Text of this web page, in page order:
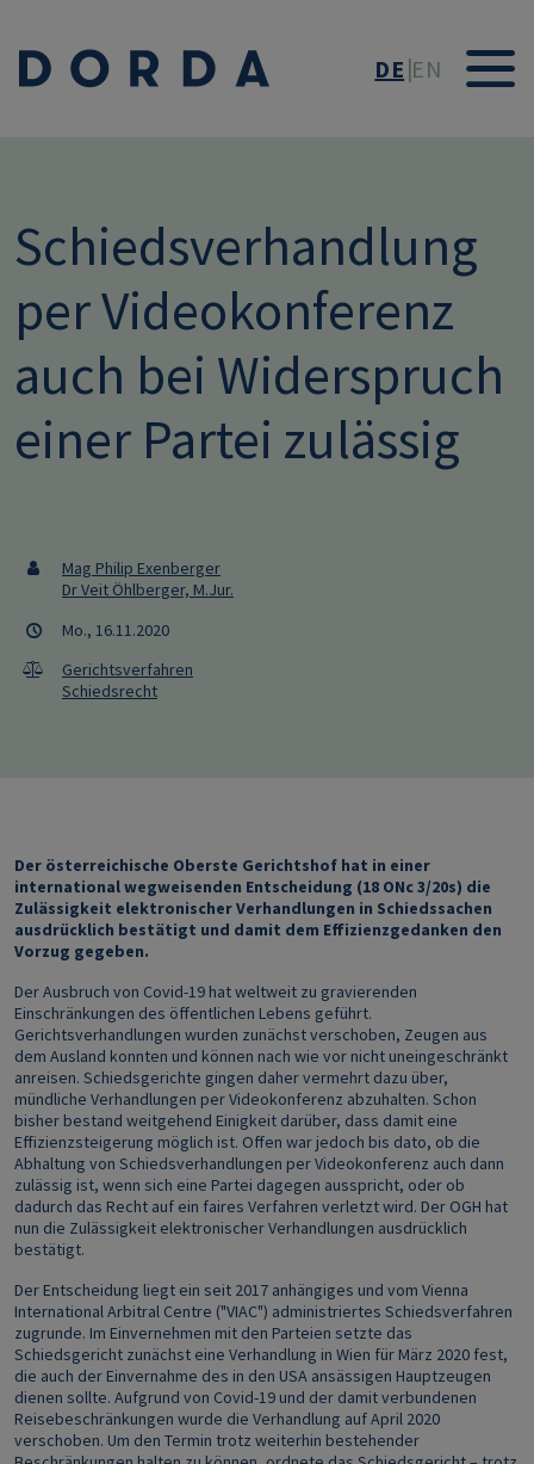
DE EN
Schiedsverhandlung
per Videokonferenz
auch bei Widerspruch
einer Partei zulässig
Mag Philip Exenberger
Dr Veit Öhlberger, M.Jur.
Mo., 16.11.2020
Gerichtsverfahren
Schiedsrecht
Der österreichische Oberste Gerichtshof hat in einer
international wegweisenden Entscheidung (18 ONc 3/20s) die
Zulässigkeit elektronischer Verhandlungen in Schiedssachen
ausdrücklich bestätigt und damit dem Effizienzgedanken den
Vorzug gegeben.
Der Ausbruch von Covid-19 hat weltweit zu gravierenden
Einschränkungen des öffentlichen Lebens geführt.
Gerichtsverhandlungen wurden zunächst verschoben, Zeugen aus
dem Ausland konnten und können nach wie vor nicht uneingeschränkt
anreisen. Schiedsgerichte gingen daher vermehrt dazu über,
mündliche Verhandlungen per Videokonferenz abzuhalten. Schon
bisher bestand weitgehend Einigkeit darüber, dass damit eine
Effizienzsteigerung möglich ist. Offen war jedoch bis dato, ob die
Abhaltung von Schiedsverhandlungen per Videokonferenz auch dann
zulässig ist, wenn sich eine Partei dagegen ausspricht, oder ob
dadurch das Recht auf ein faires Verfahren verletzt wird. Der OGH hat
nun die Zulässigkeit elektronischer Verhandlungen ausdrücklich
bestätigt.
Der Entscheidung liegt ein seit 2017 anhängiges und vom Vienna
International Arbitral Centre ("VIAC") administriertes Schiedsverfahren
zugrunde. Im Einvernehmen mit den Parteien setzte das
Schiedsgericht zunächst eine Verhandlung in Wien für März 2020 fest,
die auch der Einvernahme des in den USA ansässigen Hauptzeugen
dienen sollte. Aufgrund von Covid‑19 und der damit verbundenen
Reisebeschränkungen wurde die Verhandlung auf April 2020
verschoben. Um den Termin trotz weiterhin bestehender